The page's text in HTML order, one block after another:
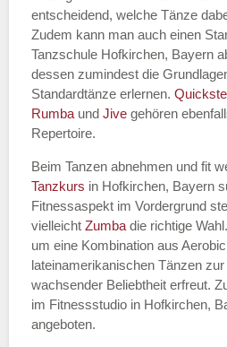
Name des Tanzkurs*
Tanzart*
entscheidend, welche Tänze
Zudem kann man auch einen
Tanzschule Hofkirchen, Bayern
dessen zumindest die
Standardtänze erlernen.
Rumba und Jive gehören
Repertoire.
Beim Tanzen abnehmen und fit
Tanzkurs in Hofkirchen, Bayern
Fitnessaspekt im Vordergrund
vielleicht Zumba die richtige
um eine Kombination aus
lateinamerikanischen Tänzen
wachsender Beliebtheit erfreut.
im Fitnessstudio in Hofkirchen,
angeboten.